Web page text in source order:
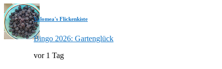
Valomea's Flickenkiste
Bingo 2026: Gartenglück
vor 1 Tag